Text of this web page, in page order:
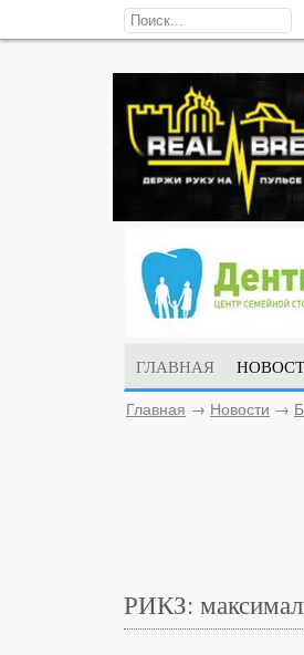
ГЛАВНАЯ
Главная → Новости →
РИКЗ: